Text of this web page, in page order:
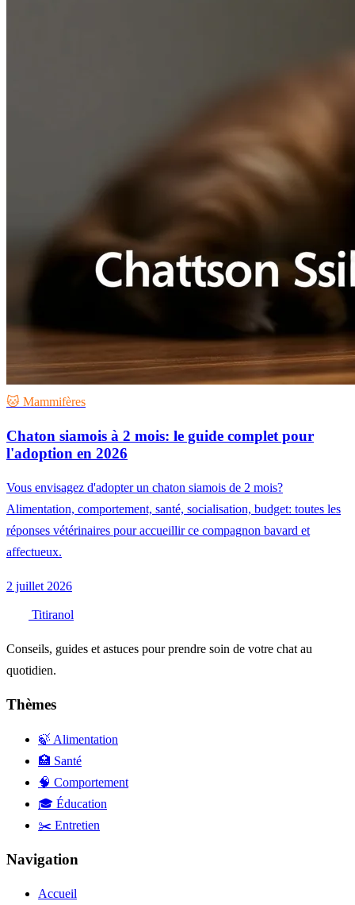
🐱 Mammifères
Chaton siamois à 2 mois: le guide complet pour
l'adoption en 2026
Vous envisagez d'adopter un chaton siamois de 2 mois?
Alimentation, comportement, santé, socialisation, budget: toutes les
réponses vétérinaires pour accueillir ce compagnon bavard et
affectueux.
2 juillet 2026
Titiranol
Conseils, guides et astuces pour prendre soin de votre chat au
quotidien.
Thèmes
🍃 Alimentation
🏥 Santé
🧠 Comportement
🎓 Éducation
✂️ Entretien
Navigation
Accueil